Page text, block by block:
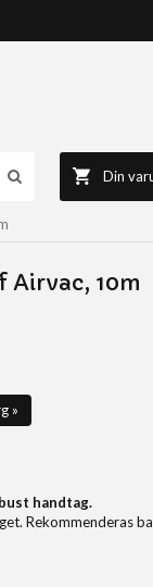
Din
Airvac, 10m
»
handtag.
Rekommenderas